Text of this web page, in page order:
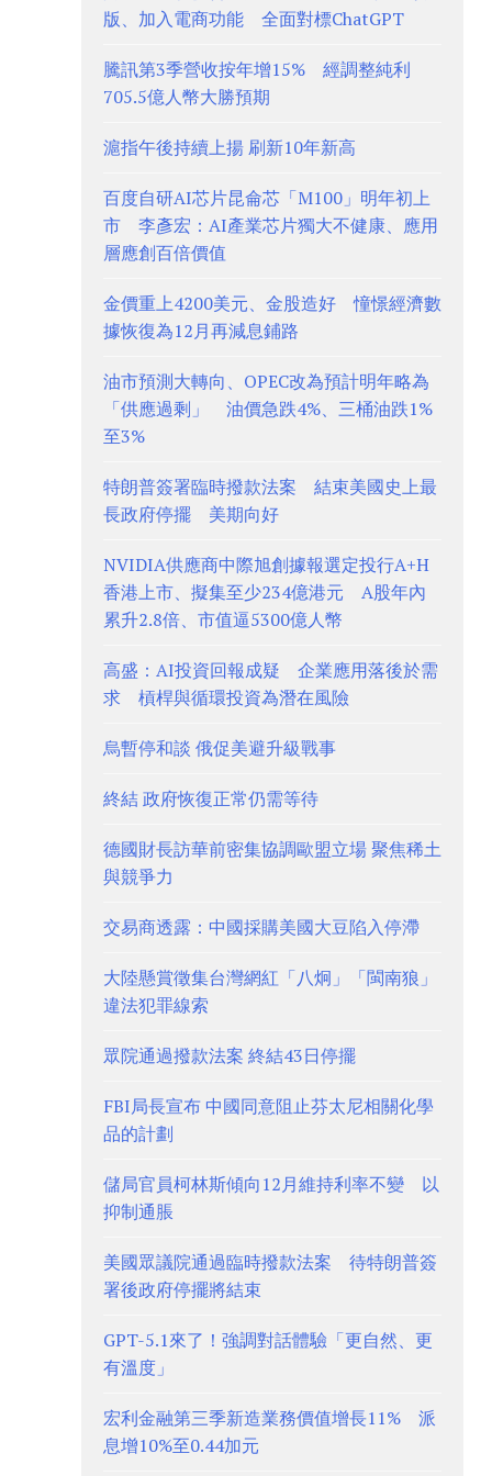
版、加入電商功能 全面對標ChatGPT
騰訊第3季營收按年增15% 經調整純利
705.5億人幣大勝預期
滬指午後持續上揚 刷新10年新高
百度自研AI芯片昆侖芯「M100」明年初上
市 李彥宏：AI產業芯片獨大不健康、應用
層應創百倍價值
金價重上4200美元、金股造好 憧憬經濟數
據恢復為12月再減息鋪路
油市預測大轉向、OPEC改為預計明年略為
「供應過剩」 油價急跌4%、三桶油跌1%
至3%
特朗普簽署臨時撥款法案 結束美國史上最
長政府停擺 美期向好
NVIDIA供應商中際旭創據報選定投行A+H
香港上市、擬集至少234億港元 A股年內
累升2.8倍、市值逼5300億人幣
高盛：AI投資回報成疑 企業應用落後於需
求 槓桿與循環投資為潛在風險
烏暫停和談 俄促美避升級戰事
終結 政府恢復正常仍需等待
德國財長訪華前密集協調歐盟立場 聚焦稀土
與競爭力
交易商透露：中國採購美國大豆陷入停滯
大陸懸賞徵集台灣網紅「八炯」「閩南狼」
違法犯罪線索
眾院通過撥款法案 終結43日停擺
FBI局長宣布 中國同意阻止芬太尼相關化學
品的計劃
儲局官員柯林斯傾向12月維持利率不變 以
抑制通脹
美國眾議院通過臨時撥款法案 待特朗普簽
署後政府停擺將結束
GPT-5.1來了！強調對話體驗「更自然、更
有溫度」
宏利金融第三季新造業務價值增長11% 派
息增10%至0.44加元